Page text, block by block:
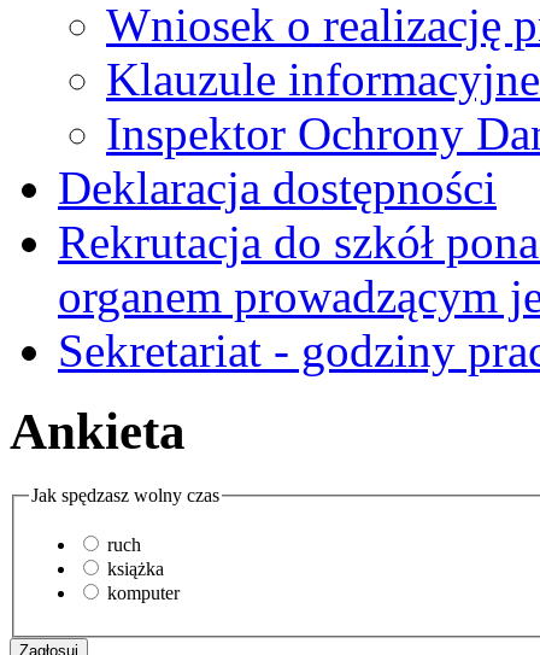
Wniosek o realizację
Klauzule
Inspektor Ochrony
Deklaracja dostępności
Rekrutacja do szkół
organem prowadzącym
Sekretariat - godziny
Ankieta
Jak spędzasz wolny czas
ruch
książka
komputer